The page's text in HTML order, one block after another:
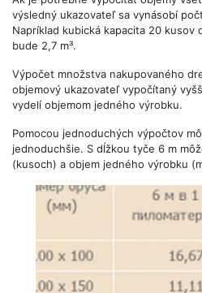
výsledný ukazovateľ sa vynásobí
Napríklad kubická kapacita 20 kusov
bude 2,7 m³.
Výpočet množstva nakupovaného
objemový ukazovateľ vypočítaný
vydelí objemom jedného výrobku.
Pomocou jednoduchých výpočtov
jednoduchšie. S dĺžkou tyče 6 m
(kusoch) a objem jedného výrobku